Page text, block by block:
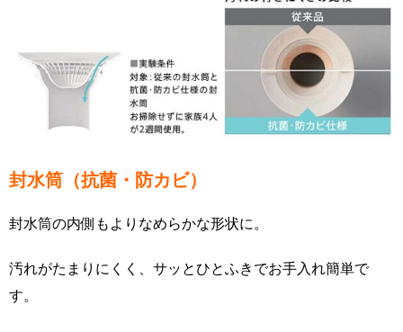
封水筒（抗菌・防カビ）
封水筒の内側もよりなめらかな形状に。
汚れがたまりにくく、サッとひとふきでお手入れ簡単で
す。